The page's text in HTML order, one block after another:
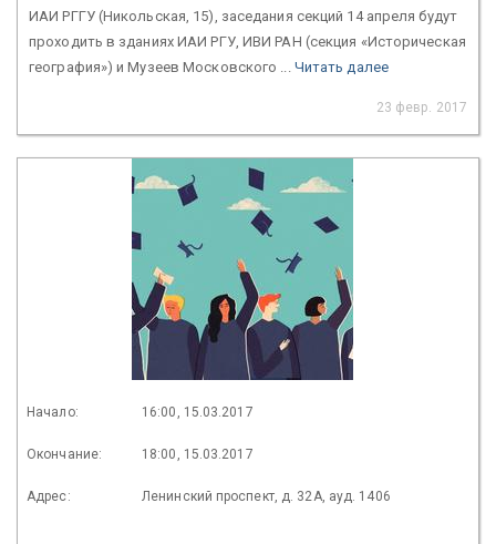
ИАИ РГГУ (Никольская, 15), заседания секций 14 апреля будут
проходить в зданиях ИАИ РГУ, ИВИ РАН (секция «Историческая
география») и Музеев Московского ... Читать далее
23 февр. 2017
Начало: 16:00, 15.03.2017
Окончание: 18:00, 15.03.2017
Адрес: Ленинский проспект, д. 32А, ауд. 1406